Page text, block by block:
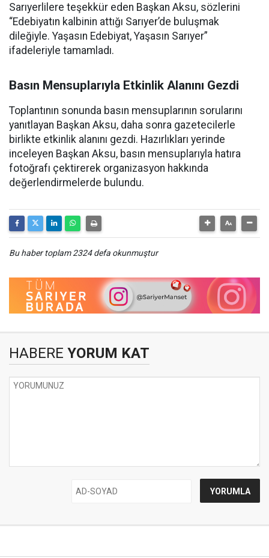
Sarıyerlilere teşekkür eden Başkan Aksu, sözlerini
“Edebiyatın kalbinin attığı Sarıyer’de buluşmak
dileğiyle. Yaşasın Edebiyat, Yaşasın Sarıyer”
ifadeleriyle tamamladı.
Basın Mensuplarıyla Etkinlik Alanını Gezdi
Toplantının sonunda basın mensuplarının sorularını
yanıtlayan Başkan Aksu, daha sonra gazetecilerle
birlikte etkinlik alanını gezdi. Hazırlıkları yerinde
inceleyen Başkan Aksu, basın mensuplarıyla hatıra
fotoğrafı çektirerek organizasyon hakkında
değerlendirmelerde bulundu.
Bu haber toplam 2324 defa okunmuştur
HABERE YORUM KAT